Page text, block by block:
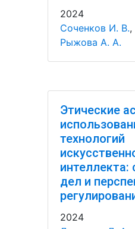
2024
Соченков И. В.,
Рыжова А. А.
Этические
технологий
интеллекта:
дел и
2024